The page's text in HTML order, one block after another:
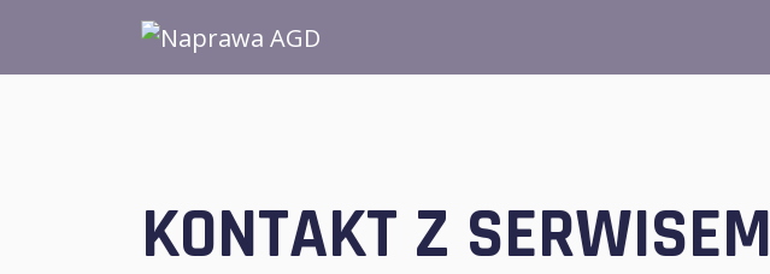
KONTAKT Z SERWISEM